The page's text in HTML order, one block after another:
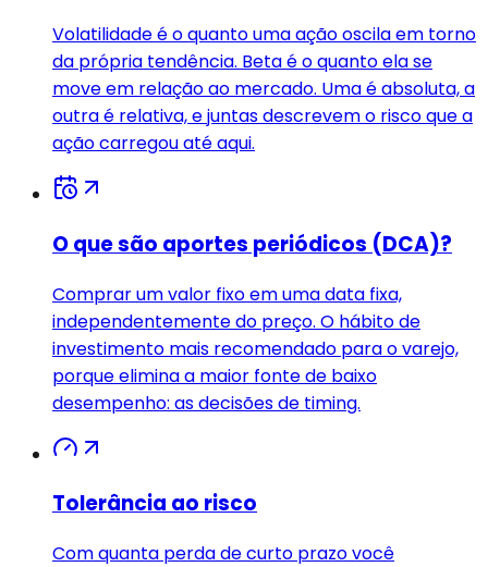
Volatilidade é o quanto uma ação oscila em torno
da própria tendência. Beta é o quanto ela se
move em relação ao mercado. Uma é absoluta, a
outra é relativa, e juntas descrevem o risco que a
ação carregou até aqui.
O que são aportes periódicos (DCA)?
Comprar um valor fixo em uma data fixa,
independentemente do preço. O hábito de
investimento mais recomendado para o varejo,
porque elimina a maior fonte de baixo
desempenho: as decisões de timing.
Tolerância ao risco
Com quanta perda de curto prazo você